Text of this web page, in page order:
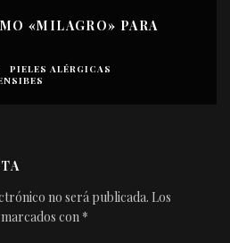
«MILAGRO» PARA
PIELES ALÉRGICAS
no será publicada. Los
con *